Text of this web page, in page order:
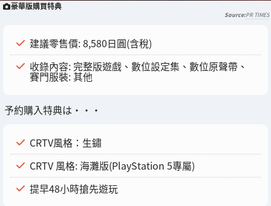
豪華版購買特典
PR TIMES
建議零售價: 8,580日圓(含稅)
收錄內容: 完整版遊戲、數位設定集、數位原聲帶、
賽門服裝: 其他
予約購入特典は・・・
CRTV風格：生鏽
CRTV 風格: 海灘版(PlayStation 5專屬)
提早48小時搶先遊玩